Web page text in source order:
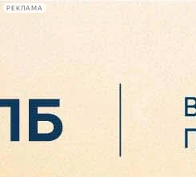
РЕКЛАМА
Сегодня: